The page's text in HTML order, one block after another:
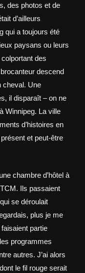
des photos et de
d’ailleurs
qui a toujours été
paysans ou leurs
des
descend
cheval. Une
il disparaît – on ne
Winnipeg. La ville
d’histoires en
et peut-être
chambre d’hôtel à
Ils passaient
se déroulait
plus je me
partie
programmes
autres. J’ai alors
le fil rouge serait